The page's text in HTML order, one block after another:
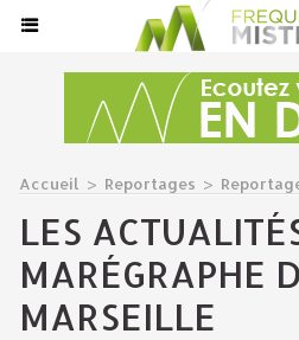
Accueil > Reportages >
LES
MARÉGRAPHE
MARSEILLE